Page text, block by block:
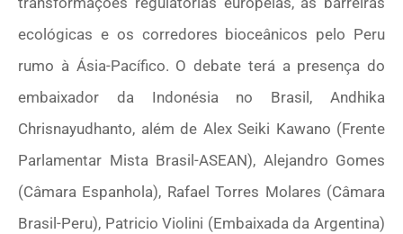
ecológicas e os corredores bioceânicos pelo Peru
rumo à Ásia-Pacífico. O debate terá a presença do
embaixador da Indonésia no Brasil, Andhika
Chrisnayudhanto, além de Alex Seiki Kawano (Frente
Parlamentar Mista Brasil-ASEAN), Alejandro Gomes
(Câmara Espanhola), Rafael Torres Molares (Câmara
Brasil-Peru), Patricio Violini (Embaixada da Argentina)